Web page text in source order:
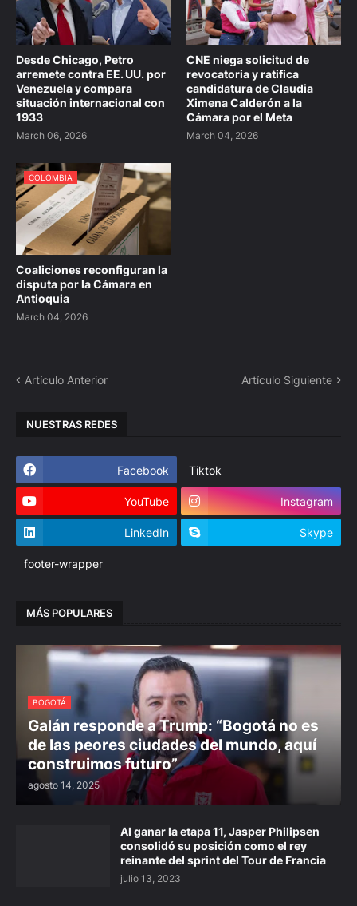
Desde Chicago, Petro
arremete contra EE. UU. por
Venezuela y compara
situación internacional con
1933
March 06, 2026
CNE niega solicitud de
revocatoria y ratifica
candidatura de Claudia
Ximena Calderón a la
Cámara por el Meta
March 04, 2026
COLOMBIA
Coaliciones reconfiguran la
disputa por la Cámara en
Antioquia
March 04, 2026
Artículo Anterior Artículo Siguiente
NUESTRAS REDES
Facebook Tiktok
YouTube Instagram
LinkedIn Skype
footer-wrapper
MÁS POPULARES
BOGOTÁ
Galán responde a Trump: “Bogotá no es
de las peores ciudades del mundo, aquí
construimos futuro”
agosto 14, 2025
Al ganar la etapa 11, Jasper Philipsen
consolidó su posición como el rey
reinante del sprint del Tour de Francia
julio 13, 2023